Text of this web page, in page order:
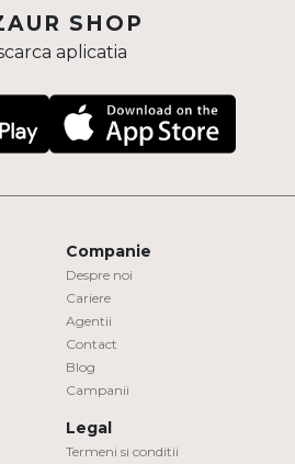
SHOP
aplicatia
Companie
Despre noi
Cariere
Agentii
Contact
Blog
Campanii
Legal
Termeni si conditii